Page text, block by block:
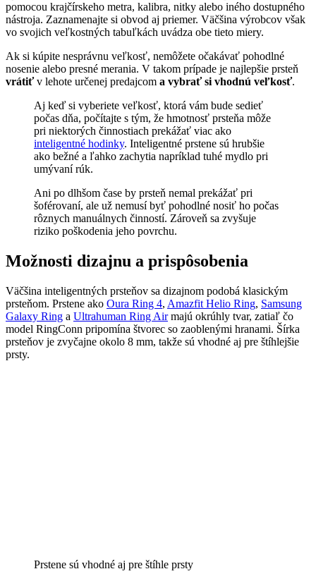
pomocou krajčírskeho metra, kalibra, nitky alebo iného dostupného
nástroja. Zaznamenajte si obvod aj priemer. Väčšina výrobcov však
vo svojich veľkostných tabuľkách uvádza obe tieto miery.
Ak si kúpite nesprávnu veľkosť, nemôžete očakávať pohodlné
nosenie alebo presné merania. V takom prípade je najlepšie prsteň
vrátiťv lehote určenej predajcom a vybrať si vhodnú veľkosť.
Aj keď si vyberiete veľkosť, ktorá vám bude sedieť
počas dňa, počítajte s tým, že hmotnosť prsteňa môže
pri niektorých činnostiach prekážať viac ako
inteligentné hodinky. Inteligentné prstene sú hrubšie
ako bežné a ľahko zachytia napríklad tuhé mydlo pri
umývaní rúk.
Ani po dlhšom čase by prsteň nemal prekážať pri
šoférovaní, ale už nemusí byť pohodlné nosiť ho počas
rôznych manuálnych činností. Zároveň sa zvyšuje
riziko poškodenia jeho povrchu.
Možnosti dizajnu a prispôsobenia
Väčšina inteligentných prsteňov sa dizajnom podobá klasickým
prsteňom. Prstene ako Oura Ring 4, Amazfit Helio Ring, Samsung
Galaxy Ring a Ultrahuman Ring Airmajú okrúhly tvar, zatiaľ čo
model RingConn pripomína štvorec so zaoblenými hranami. Šírka
prsteňov je zvyčajne okolo 8 mm, takže sú vhodné aj pre štíhlejšie
prsty.
Prstene sú vhodné aj pre štíhle prsty